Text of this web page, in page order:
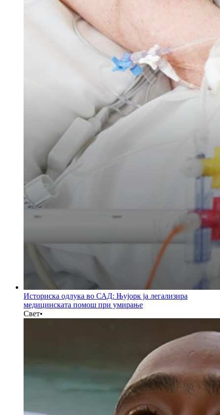
Историска одлука во САД: Њујорк ја легализира
медицинската помош при умирање
Свет•